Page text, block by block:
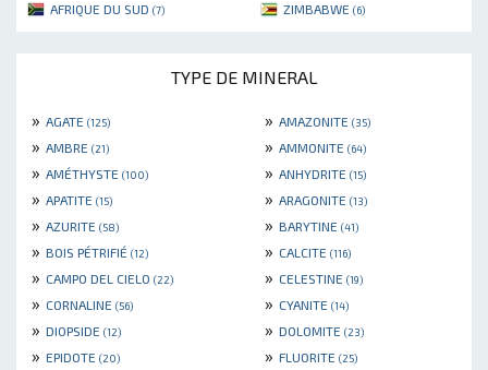
AFRIQUE DU SUD (7) ZIMBABWE (6)
TYPE DE MINERAL
» AGATE (125) » AMAZONITE (35)
» AMBRE (21) » AMMONITE (64)
» AMÉTHYSTE (100) » ANHYDRITE (15)
» APATITE (15) » ARAGONITE (13)
» AZURITE (58) » BARYTINE (41)
» BOIS PÉTRIFIÉ (12) » CALCITE (116)
» CAMPO DEL CIELO (22) » CELESTINE (19)
» CORNALINE (56) » CYANITE (14)
» DIOPSIDE (12) » DOLOMITE (23)
» EPIDOTE (20) » FLUORITE (25)